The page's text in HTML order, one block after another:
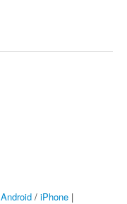
Android / iPhone |